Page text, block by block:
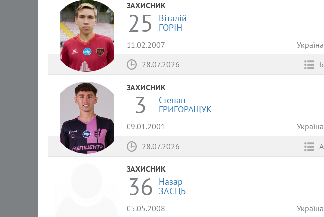
ЗАХИСНИК
25
Віталій
ГОРІН
11.02.2007
Україна
28.07.2026
Б
ЗАХИСНИК
3
Степан
ГРИГОРАЩУК
09.01.2001
Україна
28.07.2026
А
ЗАХИСНИК
36
Назар
ЗАЄЦЬ
05.05.2008
Україна